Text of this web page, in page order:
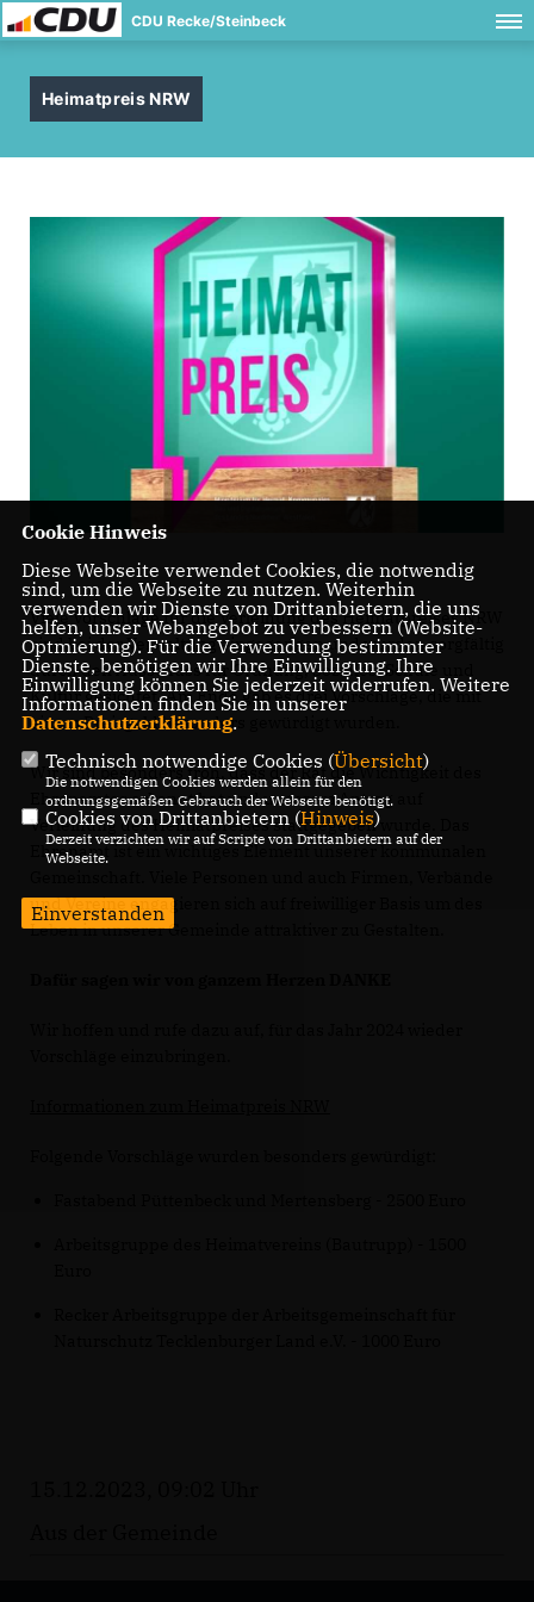
CDU Recke/Steinbeck
Heimatpreis NRW
Viele Vorschläge für die Verleihung des Heimatpreises NRW
sind bei der Verwaltung eingegangen und wurden sorgfältig
durch den Ausschuss für Ordnung, Soziales, Schule und
Kultur gesichtet. Am Ende gab es drei Vorschläge, die mit
einem Preisgeld besonders gewürdigt wurden.
Wir sind besonders froh, dass der Rat die Wichtigkeit des
Ehrenamtes erkannt hat und unserem Antrag auf
Verleihung des Heimatpreises stattgegeben wurde. Das
Ehrenamt ist ein wichtiges Element unserer kommunalen
und Vereine engagieren sich auf freiwilliger Basis um des
Leben in unserer Gemeinde attraktiver zu Gestalten.
Cookie Hinweis
Diese Webseite verwendet Cookies, die notwendig
sind, um die Webseite zu nutzen. Weiterhin
verwenden wir Dienste von Drittanbietern, die uns
helfen, unser Webangebot zu verbessern (Website-
Optmierung). Für die Verwendung bestimmter
Dienste, benötigen wir Ihre Einwilligung. Ihre
Einwilligung können Sie jederzeit widerrufen. Weitere
Informationen finden Sie in unserer
Datenschutzerklärung.
Technisch notwendige Cookies (Übersicht)
Die notwendigen Cookies werden allein für den
ordnungsgemäßen Gebrauch der Webseite benötigt.
Cookies von Drittanbietern (Hinweis)
Derzeit verzichten wir auf Scripte von Drittanbietern auf der
Webseite.
Einverstanden